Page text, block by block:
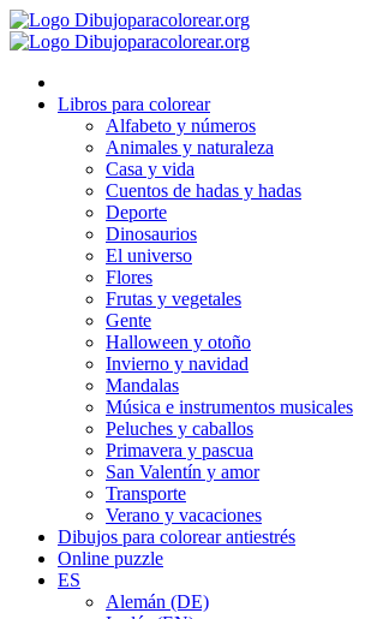
Ir
al
Libros para colorear
Alfabeto y números
Animales y naturaleza
Casa y vida
Cuentos de hadas y hadas
Deporte
Dinosaurios
El universo
Flores
Frutas y vegetales
Gente
Halloween y otoño
Invierno y navidad
Mandalas
Música e instrumentos musicales
Peluches y caballos
Primavera y pascua
San Valentín y amor
Transporte
Verano y vacaciones
Dibujos para colorear antiestrés
Online puzzle
ES
Alemán (DE)